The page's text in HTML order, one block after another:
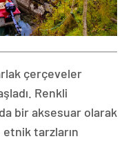
çerçeveler
Renkli
bir aksesuar olarak
etnik tarzların